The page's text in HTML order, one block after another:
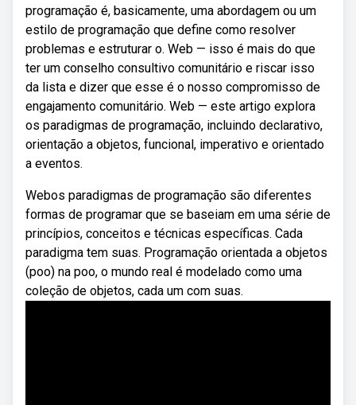
programação é, basicamente, uma abordagem ou um
estilo de programação que define como resolver
problemas e estruturar o. Web — isso é mais do que
ter um conselho consultivo comunitário e riscar isso
da lista e dizer que esse é o nosso compromisso de
engajamento comunitário. Web — este artigo explora
os paradigmas de programação, incluindo declarativo,
orientação a objetos, funcional, imperativo e orientado
a eventos.
Webos paradigmas de programação são diferentes
formas de programar que se baseiam em uma série de
princípios, conceitos e técnicas específicas. Cada
paradigma tem suas. Programação orientada a objetos
(poo) na poo, o mundo real é modelado como uma
coleção de objetos, cada um com suas.